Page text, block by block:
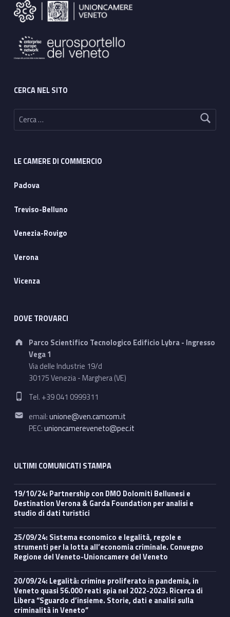
CERCA NEL SITO
Ricerca per:
LE CAMERE DI COMMERCIO
Padova
Treviso-Belluno
Venezia-Rovigo
Verona
Vicenza
DOVE TROVARCI
Address:
Parco Scientifico Tecnologico Edificio Lybra - Ingresso
Vega 1
Via delle Industrie 19/d
30175 Venezia - Marghera (VE)
Phone number:
Tel. +39 041 0999311
Email address:
email:unione@ven.camcom.it
PEC:unioncamereveneto@pec.it
ULTIMI COMUNICATI STAMPA
19/10/24: Partnership con DMO Dolomiti Bellunesi e
Destination Verona & Garda Foundation per analisi e
studio di dati turistici
25/09/24: Sistema economico e legalità, regole e
strumenti per la lotta all’economia criminale. Convegno
Regione del Veneto-Unioncamere del Veneto
20/09/24: Legalità: crimine proliferato in pandemia, in
Veneto quasi 56.000 reati spia nel 2022-2023. Ricerca di
Libera “Sguardo d’insieme. Storie, dati e analisi sulla
criminalità in Veneto”